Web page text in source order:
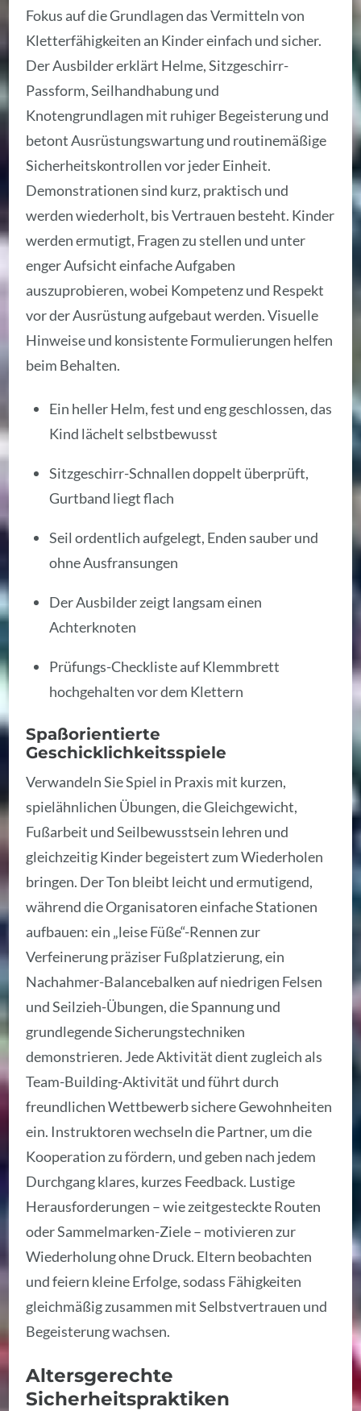
Fokus auf die Grundlagen das Vermitteln von
Kletterfähigkeiten an Kinder einfach und sicher.
Der Ausbilder erklärt Helme, Sitzgeschirr-
Passform, Seilhandhabung und
Knotengrundlagen mit ruhiger Begeisterung und
betont Ausrüstungswartung und routinemäßige
Sicherheitskontrollen vor jeder Einheit.
Demonstrationen sind kurz, praktisch und
werden wiederholt, bis Vertrauen besteht. Kinder
werden ermutigt, Fragen zu stellen und unter
enger Aufsicht einfache Aufgaben
auszuprobieren, wobei Kompetenz und Respekt
vor der Ausrüstung aufgebaut werden. Visuelle
Hinweise und konsistente Formulierungen helfen
beim Behalten.
Ein heller Helm, fest und eng geschlossen, das
Kind lächelt selbstbewusst
Sitzgeschirr-Schnallen doppelt überprüft,
Gurtband liegt flach
Seil ordentlich aufgelegt, Enden sauber und
ohne Ausfransungen
Der Ausbilder zeigt langsam einen
Achterknoten
Prüfungs-Checkliste auf Klemmbrett
hochgehalten vor dem Klettern
Spaßorientierte
Geschicklichkeitsspiele
Verwandeln Sie Spiel in Praxis mit kurzen,
spielähnlichen Übungen, die Gleichgewicht,
Fußarbeit und Seilbewusstsein lehren und
gleichzeitig Kinder begeistert zum Wiederholen
bringen. Der Ton bleibt leicht und ermutigend,
während die Organisatoren einfache Stationen
aufbauen: ein „leise Füße“-Rennen zur
Verfeinerung präziser Fußplatzierung, ein
Nachahmer-Balancebalken auf niedrigen Felsen
und Seilzieh-Übungen, die Spannung und
grundlegende Sicherungstechniken
demonstrieren. Jede Aktivität dient zugleich als
Team-Building-Aktivität und führt durch
freundlichen Wettbewerb sichere Gewohnheiten
ein. Instruktoren wechseln die Partner, um die
Kooperation zu fördern, und geben nach jedem
Durchgang klares, kurzes Feedback. Lustige
Herausforderungen – wie zeitgesteckte Routen
oder Sammelmarken-Ziele – motivieren zur
Wiederholung ohne Druck. Eltern beobachten
und feiern kleine Erfolge, sodass Fähigkeiten
gleichmäßig zusammen mit Selbstvertrauen und
Begeisterung wachsen.
Altersgerechte
Sicherheitspraktiken